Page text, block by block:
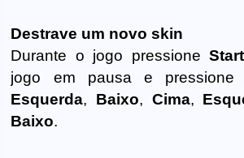
Destrave um novo skin
Durante o jogo pressioneStart
jogo em pausa e
Esquerda, Baixo, Cima,
Baixo.